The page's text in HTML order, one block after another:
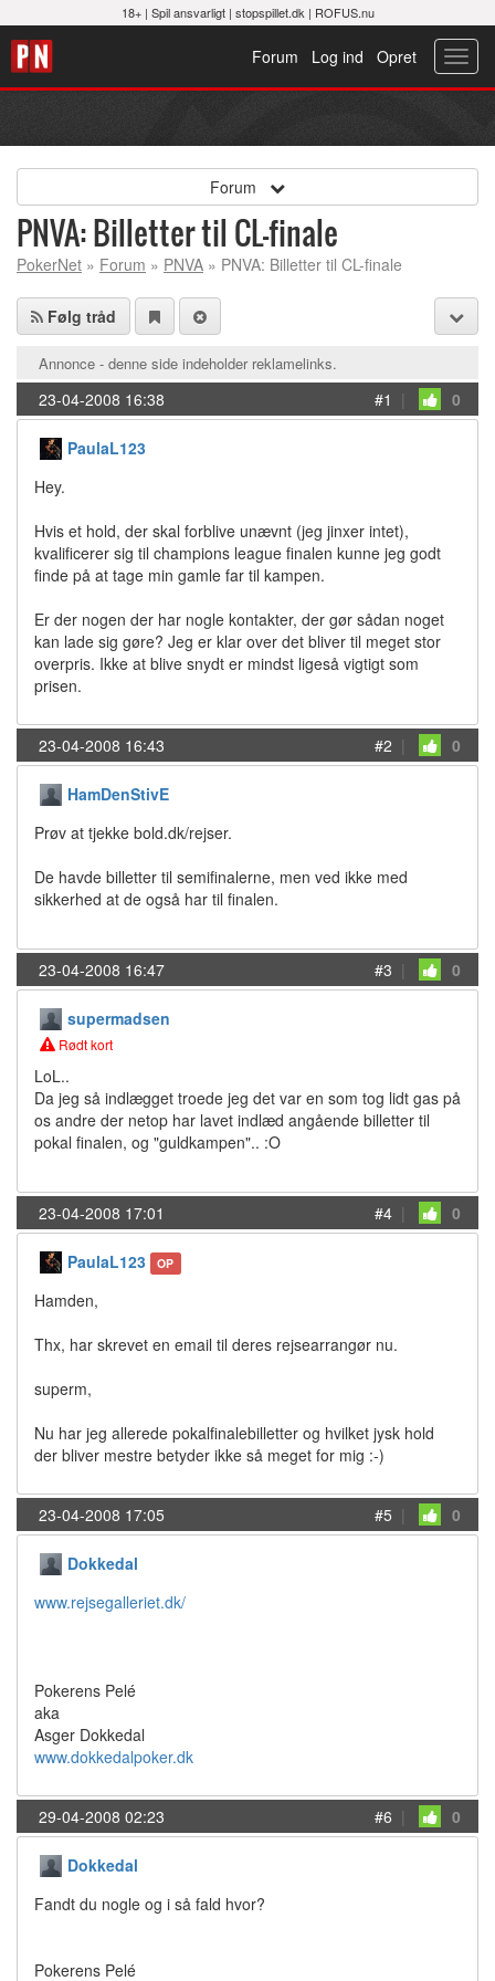
18+ | Spil ansvarligt| stopspillet.dk | ROFUS.nu
Opret
Log ind
Forum
Forum
PNVA: Billetter til CL-finale
PokerNet » Forum » PNVA » PNVA: Billetter til CL-finale
Følg tråd
Annonce - denne side indeholder reklamelinks.
23-04-2008 16:38 #1 | 0
PaulaL123
Hey.
Hvis et hold, der skal forblive unævnt (jeg jinxer intet),
kvalificerer sig til champions league finalen kunne jeg godt
finde på at tage min gamle far til kampen.
Er der nogen der har nogle kontakter, der gør sådan noget
kan lade sig gøre? Jeg er klar over det bliver til meget stor
overpris. Ikke at blive snydt er mindst ligeså vigtigt som
prisen.
23-04-2008 16:43 #2 | 0
HamDenStivE
Prøv at tjekke bold.dk/rejser.
De havde billetter til semifinalerne, men ved ikke med
sikkerhed at de også har til finalen.
23-04-2008 16:47 #3 | 0
supermadsen
Rødt kort
LoL..
Da jeg så indlægget troede jeg det var en som tog lidt gas på
os andre der netop har lavet indlæd angående billetter til
pokal finalen, og "guldkampen".. :O
23-04-2008 17:01 #4 | 0
PaulaL123 OP
Hamden,
Thx, har skrevet en email til deres rejsearrangør nu.
superm,
Nu har jeg allerede pokalfinalebilletter og hvilket jysk hold
der bliver mestre betyder ikke så meget for mig :-)
23-04-2008 17:05 #5 | 0
Dokkedal
www.rejsegalleriet.dk/
Pokerens Pelé
aka
Asger Dokkedal
www.dokkedalpoker.dk
29-04-2008 02:23 #6 | 0
Dokkedal
Fandt du nogle og i så fald hvor?
Pokerens Pelé